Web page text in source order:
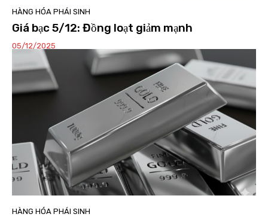
HÀNG HÓA PHÁI SINH
Giá bạc 5/12: Đồng loạt giảm mạnh
05/12/2025
HÀNG HÓA PHÁI SINH